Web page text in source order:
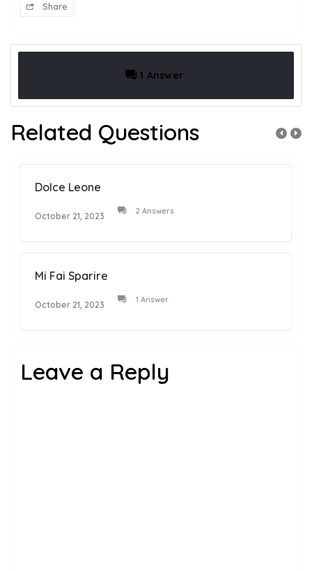
Share
1 Answer
Related Questions
Dolce Leone
October 21, 2023 2 Answers
Mi Fai Sparire
October 21, 2023 1 Answer
Leave a Reply